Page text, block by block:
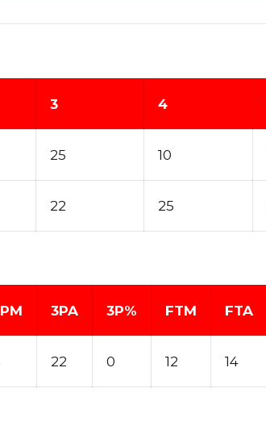
3 4
25 10
22 25
3PA 3P% FTM FTA
22 0 12 14